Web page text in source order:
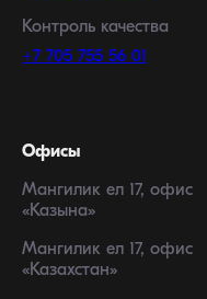
Контроль качества
+7 705 755 56 01
Офисы
Мангилик ел 17, офис
«Казына»
Мангилик ел 17, офис
«Казахстан»